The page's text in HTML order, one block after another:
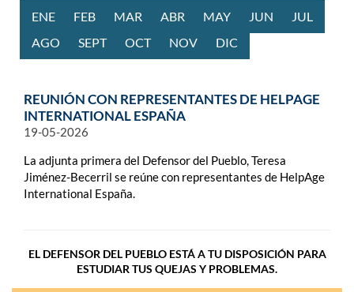
ENE FEB REROMAR ABR BRILMAY JUN JUL
AGO STOSEPTIEMBRE
OCTUBRENOV IEMBRE
DIC
REUNIÓN CON REPRESENTANTES DE HELPAGE
INTERNATIONAL ESPAÑA
19-05-2026
La adjunta primera del Defensor del Pueblo, Teresa
Jiménez-Becerril se reúne con representantes de HelpAge
International España.
EL DEFENSOR DEL PUEBLO ESTÁ A TU DISPOSICIÓN PARA
ESTUDIAR TUS QUEJAS Y PROBLEMAS.